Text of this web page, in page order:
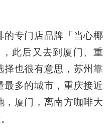
专门店品牌「当心椰
此后又去到厦门、重
择也很有意思，苏州靠
多的城市，重庆接近
厦门，离南方咖啡大